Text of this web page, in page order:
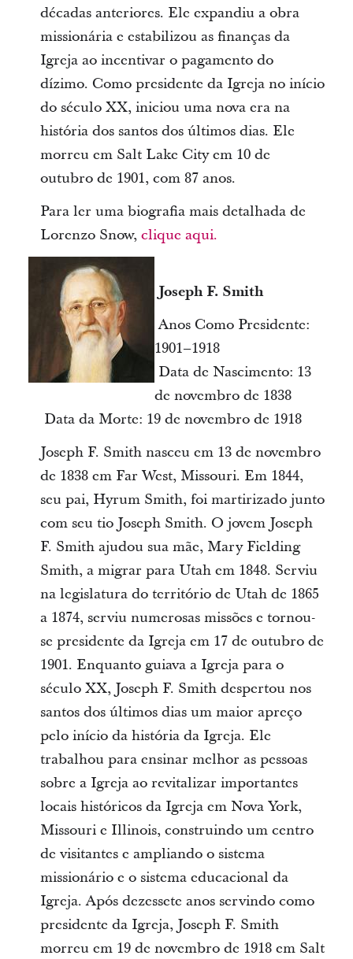
décadas anteriores. Ele expandiu a obra
missionária e estabilizou as finanças da
Igreja ao incentivar o pagamento do
dízimo. Como presidente da Igreja no início
do século XX, iniciou uma nova era na
história dos santos dos últimos dias. Ele
morreu em Salt Lake City em 10 de
outubro de 1901, com 87 anos.
Para ler uma biografia mais detalhada de
Lorenzo Snow, clique aqui.
Joseph F. Smith
Anos Como Presidente:
1901–1918
Data de Nascimento: 13
de novembro de 1838
Data da Morte: 19 de novembro de 1918
Joseph F. Smith nasceu em 13 de novembro
de 1838 em Far West, Missouri. Em 1844,
seu pai, Hyrum Smith, foi martirizado junto
com seu tio Joseph Smith. O jovem Joseph
F. Smith ajudou sua mãe, Mary Fielding
Smith, a migrar para Utah em 1848. Serviu
na legislatura do território de Utah de 1865
a 1874, serviu numerosas missões e tornou-
se presidente da Igreja em 17 de outubro de
1901. Enquanto guiava a Igreja para o
século XX, Joseph F. Smith despertou nos
santos dos últimos dias um maior apreço
pelo início da história da Igreja. Ele
trabalhou para ensinar melhor as pessoas
sobre a Igreja ao revitalizar importantes
locais históricos da Igreja em Nova York,
Missouri e Illinois, construindo um centro
de visitantes e ampliando o sistema
missionário e o sistema educacional da
Igreja. Após dezessete anos servindo como
presidente da Igreja, Joseph F. Smith
morreu em 19 de novembro de 1918 em Salt